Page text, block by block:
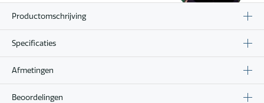
Productomschrijving
Specificaties
Afmetingen
Beoordelingen